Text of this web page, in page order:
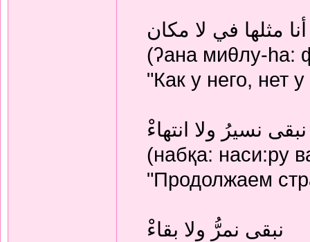
أنا مثلها في لا مكان
(ʔана миθлу-hа:
"Как у него, нет
نبقى نسيرُ ولا انتهاءْ
(набқа: наси:ру
"Продолжаем
نبقى نمرُّ ولا بقاءْ